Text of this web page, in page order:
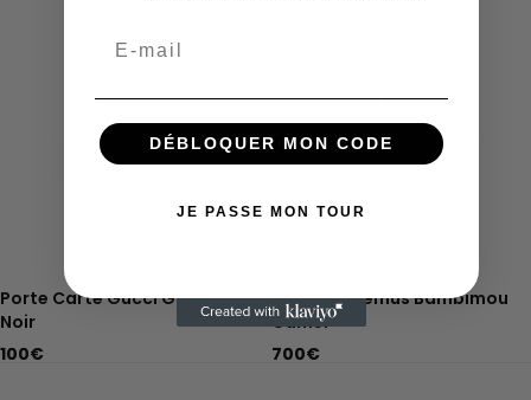
Porte Carte Gucci Grain
Noir
100€
Sac Jacquemus Bambimou
Camel
700€
DÉBLOQUER MON CODE
JE PASSE MON TOUR